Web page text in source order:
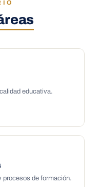
educativa.
procesos de formación.